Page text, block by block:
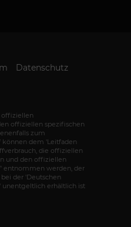
Datenschutz
offiziellen
offiziellen spezifischen
zum
können dem 'Leitfaden
die offiziellen
und den offiziellen
entnommen werden, der
der 'Deutschen
unentgeltlich erhältlich ist